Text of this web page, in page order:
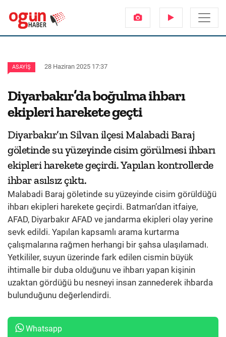
ASAYIŞ 28 Haziran 2025 17:37
Diyarbakır’da boğulma ihbarı
ekipleri harekete geçti
Diyarbakır’ın Silvan ilçesi Malabadi Baraj
göletinde su yüzeyinde cisim görülmesi ihbarı
ekipleri harekete geçirdi. Yapılan kontrollerde
ihbar asılsız çıktı.
Malabadi Baraj göletinde su yüzeyinde cisim görüldüğü
ihbarı ekipleri harekete geçirdi. Batman’dan itfaiye,
AFAD, Diyarbakır AFAD ve jandarma ekipleri olay yerine
sevk edildi. Yapılan kapsamlı arama kurtarma
çalışmalarına rağmen herhangi bir şahsa ulaşılamadı.
Yetkililer, suyun üzerinde fark edilen cismin büyük
ihtimalle bir duba olduğunu ve ihbarı yapan kişinin
uzaktan gördüğü bu nesneyi insan zannederek ihbarda
bulunduğunu değerlendirdi.
Whatsapp